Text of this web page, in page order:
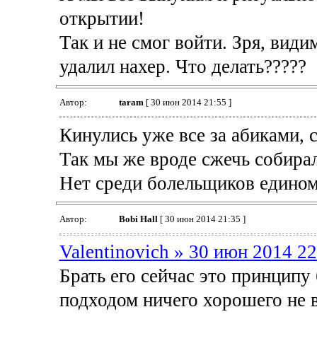
открытии!
Так и не смог войти. Зря,
удалил нахер. Что делать?????
Автор: taram [ 30 июн 2014 21:55 ]
Кинулись уже все за абиками,
Так мы же вроде сжечь
Нет среди болельщиков
Автор: Bobi Hall[ 30 июн 2014 21:35 ]
Valentinovich » 30 июн 2014
Брать его сейчас это
подходом ничего хорошего не